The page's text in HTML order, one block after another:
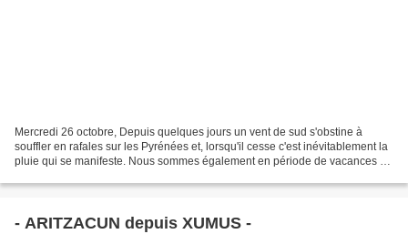
Mercredi 26 octobre, Depuis quelques jours un vent de sud s'obstine à
souffler en rafales sur les Pyrénées et, lorsqu'il cesse c'est inévitablement la
pluie qui se manifeste. Nous sommes également en période de vacances de
- ARITZACUN depuis XUMUS -